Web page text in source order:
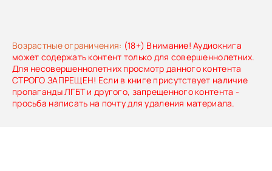
Возрастные ограничения: (18+) Внимание! Аудиокнига
может содержать контент только для совершеннолетних.
Для несовершеннолетних просмотр данного контента
СТРОГО ЗАПРЕЩЕН! Если в книге присутствует наличие
пропаганды ЛГБТ и другого, запрещенного контента -
просьба написать на почту для удаления материала.